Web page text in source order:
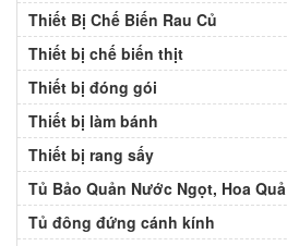
Thiết Bị Chế Biến Rau Củ
Thiết bị chế biến thịt
Thiết bị đóng gói
Thiết bị làm bánh
Thiết bị rang sấy
Tủ Bảo Quản Nước Ngọt, Hoa Quả
Tủ đông đứng cánh kính